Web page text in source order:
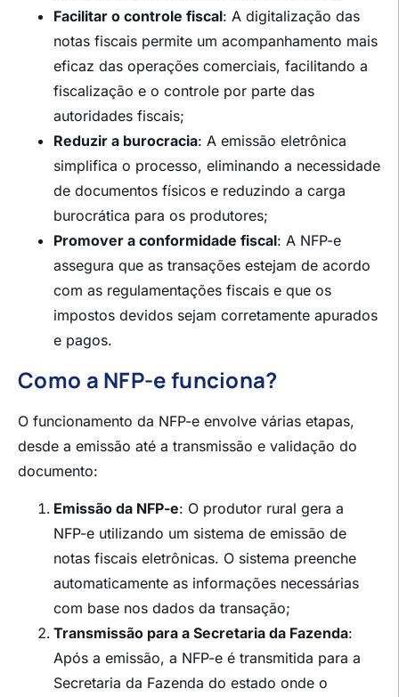
Facilitar o controle fiscal: A digitalização das
notas fiscais permite um acompanhamento mais
eficaz das operações comerciais, facilitando a
fiscalização e o controle por parte das
autoridades fiscais;
Reduzir a burocracia: A emissão eletrônica
simplifica o processo, eliminando a necessidade
de documentos físicos e reduzindo a carga
burocrática para os produtores;
Promover a conformidade fiscal: A NFP-e
assegura que as transações estejam de acordo
com as regulamentações fiscais e que os
impostos devidos sejam corretamente apurados
e pagos.
Como a NFP-e funciona?
O funcionamento da NFP-e envolve várias etapas,
desde a emissão até a transmissão e validação do
documento:
Emissão da NFP-e: O produtor rural gera a
NFP-e utilizando um sistema de emissão de
notas fiscais eletrônicas. O sistema preenche
automaticamente as informações necessárias
com base nos dados da transação;
Transmissão para a Secretaria da Fazenda:
Após a emissão, a NFP-e é transmitida para a
Secretaria da Fazenda do estado onde o